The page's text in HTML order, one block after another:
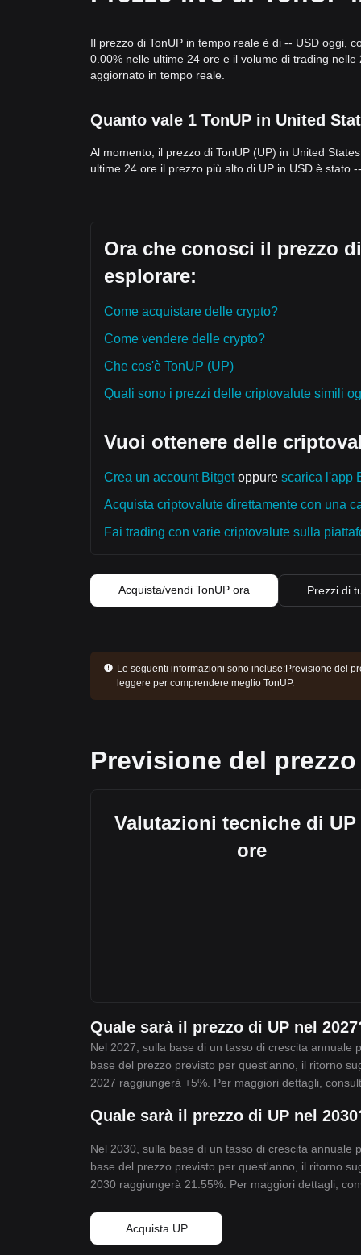
un range. Il sentiment del mercato è
più ampio.
Prospettive di Mercato
Consenso di Mercato
periodo, la prospettiva di medio termine rimane
attesa di ulteriori progressi nella rete TON.
Il prezzo di TonUP in tempo reale è di -- USD oggi,
0.00% nelle ultime 24 ore e il volume di trading
aggiornato in tempo reale.
Quanto vale 1 TonUP in United
Al momento, il prezzo di TonUP (UP) in United
ultime 24 ore il prezzo più alto di UP in USD è stato
Ora che conosci il prezzo
esplorare:
Come acquistare delle crypto?
Come vendere delle crypto?
Che cos'è TonUP (UP)
Quali sono i prezzi delle criptovalute simili
Vuoi ottenere delle
Crea un account Bitgetoppure scarica l'app
Acquista criptovalute direttamente con una
Fai trading con varie criptovalute sulla
Acquista/vendi TonUP ora Prezzi di
Le seguenti informazioni sono incluse:Previsione del
leggere per comprendere meglio TonUP.
Previsione del
Valutazioni tecniche di UP
ore
Quale sarà il prezzo di UP nel
Nel 2027, sulla base di un tasso di crescita annuale
base del prezzo previsto per quest'anno, il ritorno
2027 raggiungerà +5%. Per maggiori dettagli,
Quale sarà il prezzo di UP nel
Nel 2030, sulla base di un tasso di crescita annuale
base del prezzo previsto per quest'anno, il ritorno
2030 raggiungerà 21.55%. Per maggiori dettagli,
Acquista UP